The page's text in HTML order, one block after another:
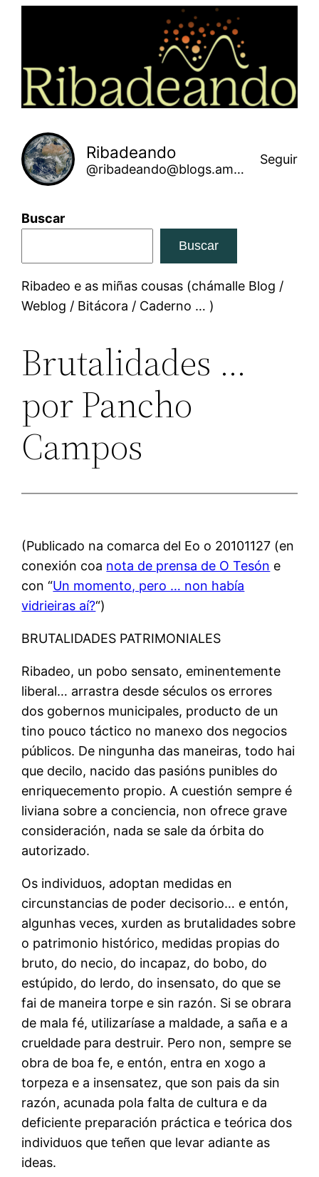
Ribadeando
@ribadeando@blogs.amarinha.gal
Seguir
Buscar
Buscar
Ribadeo e as miñas cousas (chámalle Blog /
Weblog / Bitácora / Caderno … )
Brutalidades …
por Pancho
Campos
(Publicado na comarca del Eo o 20101127 (en
conexión coa nota de prensa de O Tesón e
con “Un momento, pero … non había
vidrieiras aí?“)
BRUTALIDADES PATRIMONIALES
Ribadeo, un pobo sensato, eminentemente
liberal… arrastra desde séculos os errores
dos gobernos municipales, producto de un
tino pouco táctico no manexo dos negocios
públicos. De ningunha das maneiras, todo hai
que decilo, nacido das pasións punibles do
enriquecemento propio. A cuestión sempre é
liviana sobre a conciencia, non ofrece grave
consideración, nada se sale da órbita do
autorizado.
Os individuos, adoptan medidas en
circunstancias de poder decisorio… e entón,
algunhas veces, xurden as brutalidades sobre
o patrimonio histórico, medidas propias do
bruto, do necio, do incapaz, do bobo, do
estúpido, do lerdo, do insensato, do que se
fai de maneira torpe e sin razón. Si se obrara
de mala fé, utilizaríase a maldade, a saña e a
crueldade para destruir. Pero non, sempre se
obra de boa fe, e entón, entra en xogo a
torpeza e a insensatez, que son pais da sin
razón, acunada pola falta de cultura e da
deficiente preparación práctica e teórica dos
individuos que teñen que levar adiante as
ideas.